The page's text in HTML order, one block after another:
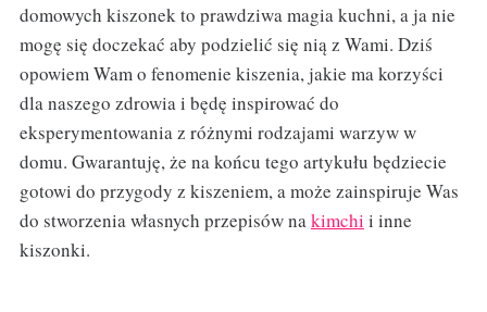
domowych kiszonek to prawdziwa magia kuchni, a ja nie
mogę się doczekać aby podzielić się nią z Wami. Dziś
opowiem Wam o fenomenie kiszenia, jakie ma korzyści
dla naszego zdrowia i będę inspirować do
eksperymentowania z różnymi rodzajami warzyw w
domu. Gwarantuję, że na końcu tego artykułu będziecie
gotowi do przygody z kiszeniem, a może zainspiruje Was
do stworzenia własnych przepisów nakimchi i inne
kiszonki.